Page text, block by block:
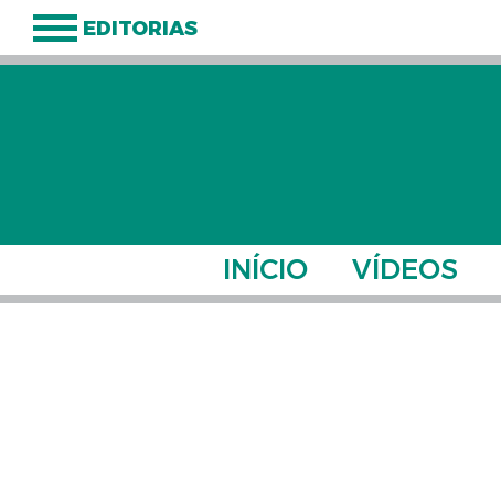
EDITORIAS
INÍCIO VÍDEOS